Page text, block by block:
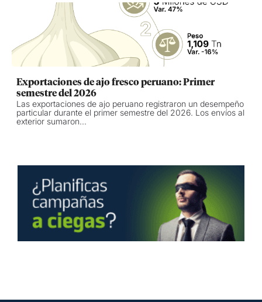
Exportaciones de ajo fresco peruano: Primer
semestre del 2026
Las exportaciones de ajo peruano registraron un desempeño
particular durante el primer semestre del 2026. Los envíos al
exterior sumaron...